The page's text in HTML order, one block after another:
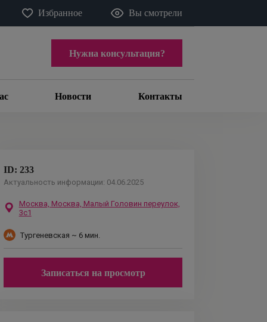
Избранное Вы смотрели
Нужна консультация?
Новости Контакты
ID: 233
Актуальность информации: 04.06.2025
Москва, Москва, Малый Головин переулок,
3с1
Тургеневская ~ 6 мин.
Записаться на просмотр